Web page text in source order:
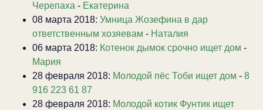
Черепаха - Екатерина
08 марта 2018: Умница Жозефина в дар
ответственным хозяевам - Наталия
06 марта 2018: Котенок дымок срочно ищет дом -
Мария
28 февраля 2018: Молодой пёс Тоби ищет дом - 8
916 223 61 87
28 февраля 2018: Молодой котик Фунтик ищет